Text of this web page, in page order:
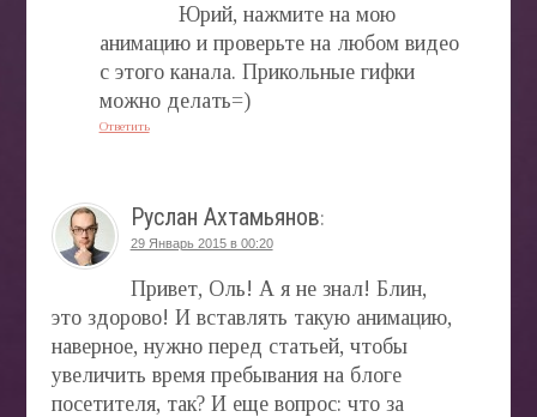
Юрий, нажмите на мою
анимацию и проверьте на любом видео
с этого канала. Прикольные гифки
можно делать=)
Ответить
Руслан Ахтамьянов:
29 Январь 2015 в 00:20
Привет, Оль! А я не знал! Блин,
это здорово! И вставлять такую анимацию,
наверное, нужно перед статьей, чтобы
увеличить время пребывания на блоге
посетителя, так? И еще вопрос: что за